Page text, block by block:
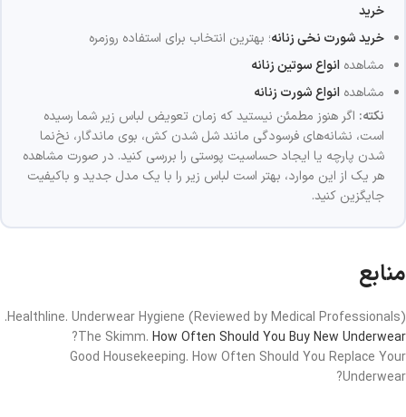
خرید
خرید شورت نخی زنانه؛ بهترین انتخاب برای استفاده روزمره
مشاهده انواع سوتین زنانه
مشاهده انواع شورت زنانه
نکته: اگر هنوز مطمئن نیستید که زمان تعویض لباس زیر شما رسیده
است، نشانه‌های فرسودگی مانند شل شدن کش، بوی ماندگار، نخ‌نما
شدن پارچه یا ایجاد حساسیت پوستی را بررسی کنید. در صورت مشاهده
هر یک از این موارد، بهتر است لباس زیر را با یک مدل جدید و باکیفیت
جایگزین کنید.
منابع
Healthline. Underwear Hygiene (Reviewed by Medical Professionals).
The Skimm. How Often Should You Buy New Underwear
?
Good Housekeeping. How Often Should You Replace Your
Underwear?